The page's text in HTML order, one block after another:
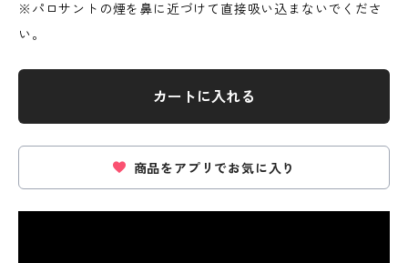
※パロサントの煙を鼻に近づけて直接吸い込まないでくださ
い。
カートに入れる
商品をアプリでお気に入り